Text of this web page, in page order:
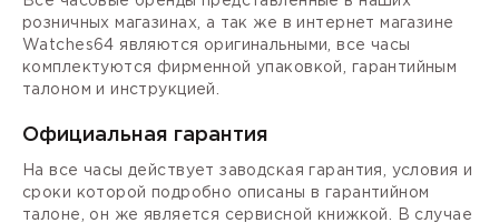
розничных магазинах, а так же в интернет магазине
Watches64 являются оригинальными, все часы
комплектуются фирменной упаковкой, гарантийным
талоном и инструкцией.
Официальная гарантия
На все часы действует заводская гарантия, условия и
сроки которой подробно описаны в гарантийном
талоне, он же является сервисной книжкой. В случае